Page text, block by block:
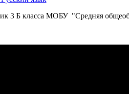
3 Б класса МОБУ "Средняя